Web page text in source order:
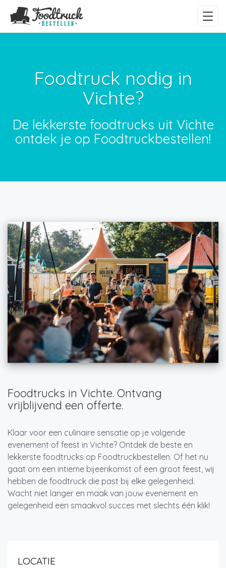
Foodtruck nodig in
Vichte?
De lekkerste foodtrucks uit Vichte
ontdek je op Foodtruckbestellen!
Foodtrucks in Vichte. Ontvang
vrijblijvend een offerte.
Klaar voor een culinaire sensatie op je volgende
evenement of feest in Vichte? Ontdek de beste en
lekkerste foodtrucks op Foodtruckbestellen. Of het nu
gaat om een intieme bijeenkomst of een groot feest, wij
hebben de foodtruck die past bij elke gelegenheid.
Wacht niet langer en maak van jouw evenement en
gelegenheid een smaakvol succes met slechts één klik!
LOCATIE